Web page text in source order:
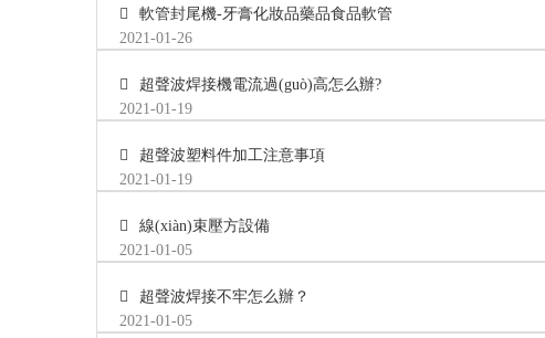
軟管封尾機-牙膏化妝品藥品食品軟管
2021-01-26
超聲波焊接機電流過(guò)高怎么辦?
2021-01-19
超聲波塑料件加工注意事項
2021-01-19
線(xiàn)束壓方設備
2021-01-05
超聲波焊接不牢怎么辦？
2021-01-05